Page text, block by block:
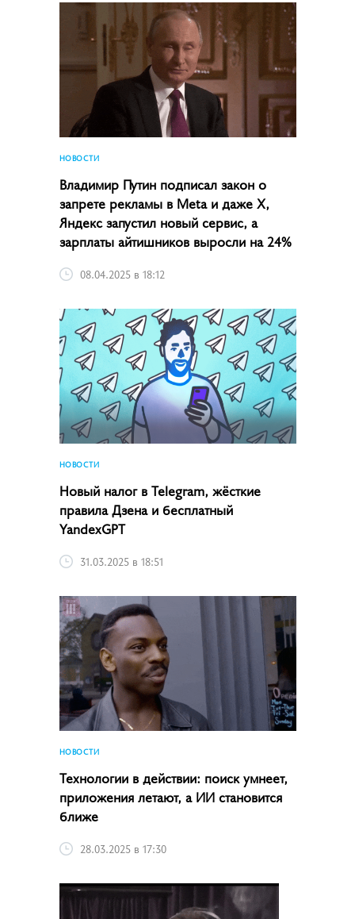
НОВОСТИ
Владимир Путин подписал закон о
запрете рекламы в Meta и даже X,
Яндекс запустил новый сервис, а
зарплаты айтишников выросли на 24%
08.04.2025 в 18:12
НОВОСТИ
Новый налог в Telegram, жёсткие
правила Дзена и бесплатный
YandexGPT
31.03.2025 в 18:51
НОВОСТИ
Технологии в действии: поиск умнеет,
приложения летают, а ИИ становится
ближе
28.03.2025 в 17:30